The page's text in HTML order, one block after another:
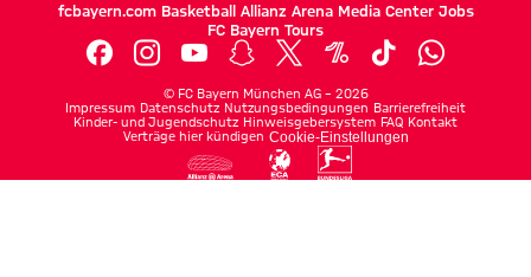
fcbayern.com Basketball Allianz Arena Media Center Jobs
FC Bayern Tours
© FC Bayern München AG – 2026
Impressum Datenschutz Nutzungsbedingungen Barrierefreiheit
Kinder- und Jugendschutz Hinweisgebersystem FAQ Kontakt
Verträge hier kündigen Cookie-Einstellungen